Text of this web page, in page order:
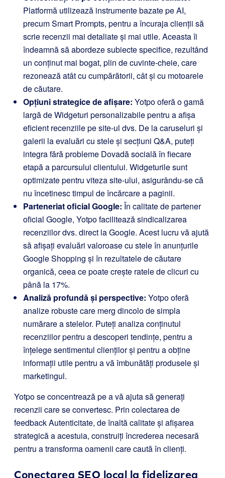
Platformă utilizează instrumente bazate pe AI,
precum Smart Prompts, pentru a încuraja clienții să
scrie recenzii mai detaliate și mai utile. Aceasta îi
îndeamnă să abordeze subiecte specifice, rezultând
un conținut mai bogat, plin de cuvinte-cheie, care
rezonează atât cu cumpărătorii, cât și cu motoarele
de căutare.
Opțiuni strategice de afișare: Yotpo oferă o gamă
largă de Widgeturi personalizabile pentru a afișa
eficient recenziile pe site-ul dvs. De la caruseluri și
galerii la evaluări cu stele și secțiuni Q&A, puteți
integra fără probleme Dovadă socială în fiecare
etapă a parcursului clientului. Widgeturile sunt
optimizate pentru viteza site-ului, asigurându-se că
nu încetinesc timpul de încărcare a paginii.
Parteneriat oficial Google: În calitate de partener
oficial Google, Yotpo facilitează sindicalizarea
recenziilor dvs. direct la Google. Acest lucru vă ajută
să afișați evaluări valoroase cu stele în anunțurile
Google Shopping și în rezultatele de căutare
organică, ceea ce poate crește ratele de clicuri cu
până la 17%.
Analiză profundă și perspective: Yotpo oferă
analize robuste care merg dincolo de simpla
numărare a stelelor. Puteți analiza conținutul
recenziilor pentru a descoperi tendințe, pentru a
înțelege sentimentul clienților și pentru a obține
informații utile pentru a vă îmbunătăți produsele și
marketingul.
Yotpo se concentrează pe a vă ajuta să generați
recenzii care se convertesc. Prin colectarea de
feedback Autenticitate, de înaltă calitate și afișarea
strategică a acestuia, construiți încrederea necesară
pentru a transforma oamenii care caută în clienți.
Conectarea SEO local la fidelizarea